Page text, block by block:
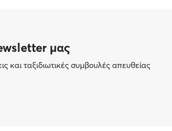
μας
και ταξιδιωτικές συμβουλές απευθείας